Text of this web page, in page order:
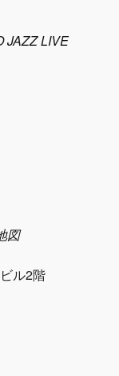
JAZZ LIVE
図
ル2階